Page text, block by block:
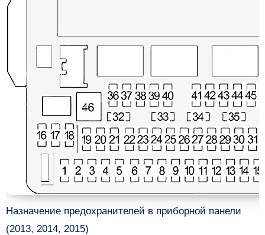
Назначение предохранителей в приборной панели
(2013, 2014, 2015)